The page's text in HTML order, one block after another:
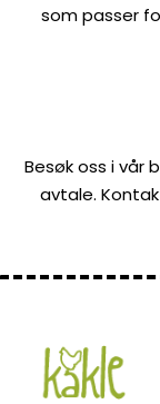
som passer
Besøk oss i vår
avtale.